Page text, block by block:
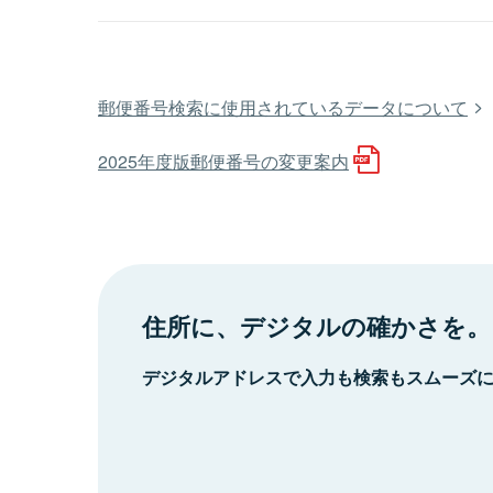
郵便番号検索に使用されているデータについて
2025年度版郵便番号の変更案内
住所に、デジタルの確かさを。
デジタルアドレスで入力も検索もスムーズ